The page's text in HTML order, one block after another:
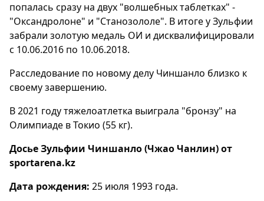
попалась сразу на двух "волшебных таблетках" -
"Оксандролоне" и "Станозололе". В итоге у Зульфии
забрали золотую медаль ОИ и дисквалифицировали
с 10.06.2016 по 10.06.2018.
Расследование по новому делу Чиншанло близко к
своему завершению.
В 2021 году тяжелоатлетка выиграла "бронзу" на
Олимпиаде в Токио (55 кг).
Досье Зульфии Чиншанло (Чжао Чанлин) от
sportarena.kz
Дата рождения: 25 июля 1993 года.